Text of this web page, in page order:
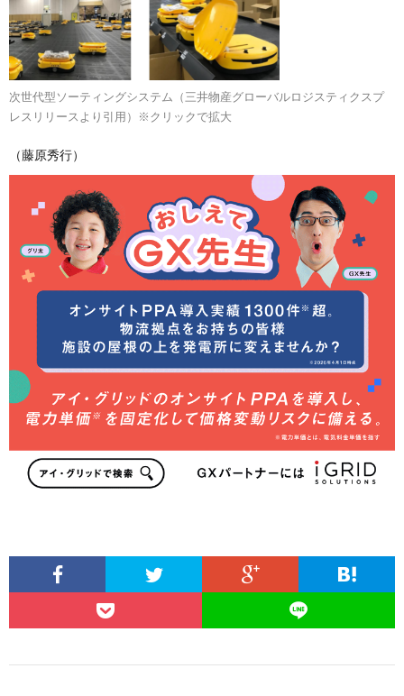
次世代型ソーティングシステム（三井物産グローバルロジスティクスプ
レスリリースより引用）※クリックで拡大
（藤原秀行）